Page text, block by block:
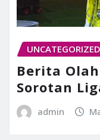
UNCATEGORIZED
Berita
Sorotan
admin